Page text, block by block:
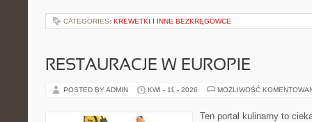
CATEGORIES: KREWETKI I INNE BEZKRĘGOWCE
RESTAURACJE W EUROPIE
POSTED BY ADMIN KWI - 11 - 2026 MOŻLIWOŚĆ
Ten portal kulinarny to